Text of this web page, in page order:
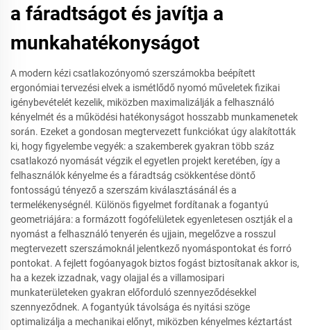
a fáradtságot és javítja a
munkahatékonyságot
A modern kézi csatlakozónyomó szerszámokba beépített
ergonómiai tervezési elvek a ismétlődő nyomó műveletek fizikai
igénybevételét kezelik, miközben maximalizálják a felhasználó
kényelmét és a működési hatékonyságot hosszabb munkamenetek
során. Ezeket a gondosan megtervezett funkciókat úgy alakították
ki, hogy figyelembe vegyék: a szakemberek gyakran több száz
csatlakozó nyomását végzik el egyetlen projekt keretében, így a
felhasználók kényelme és a fáradtság csökkentése döntő
fontosságú tényező a szerszám kiválasztásánál és a
termelékenységnél. Különös figyelmet fordítanak a fogantyú
geometriájára: a formázott fogófelületek egyenletesen osztják el a
nyomást a felhasználó tenyerén és ujjain, megelőzve a rosszul
megtervezett szerszámoknál jelentkező nyomáspontokat és forró
pontokat. A fejlett fogóanyagok biztos fogást biztosítanak akkor is,
ha a kezek izzadnak, vagy olajjal és a villamosipari
munkaterületeken gyakran előforduló szennyeződésekkel
szennyeződnek. A fogantyúk távolsága és nyitási szöge
optimalizálja a mechanikai előnyt, miközben kényelmes kéztartást